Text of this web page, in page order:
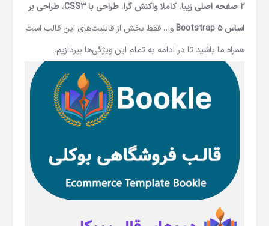
2 صفحه اصلی زیبا
، کاملا واکنش گرا، طراحی با CSS3 ، طراحی بر
اساس Bootstrap 5
و… فقط بخش از قابلیت‌های این قالب است
همراه ما باشید تا در ادامه به تمام این ویژگی‌ها بپردازیم.